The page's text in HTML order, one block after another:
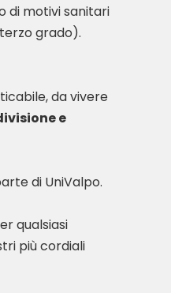
di motivi sanitari
grado).
da vivere
e
di UniValpo.
qualsiasi
più cordiali